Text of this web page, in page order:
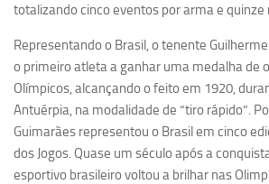
totalizando cinco eventos por arma e quinze
Representando o Brasil, o tenente
o primeiro atleta a ganhar uma medalha de
Olímpicos, alcançando o feito em 1920,
Antuérpia, na modalidade de “tiro rápido”.
Guimarães representou o Brasil em cinco
dos Jogos. Quase um século após a
esportivo brasileiro voltou a brilhar nas